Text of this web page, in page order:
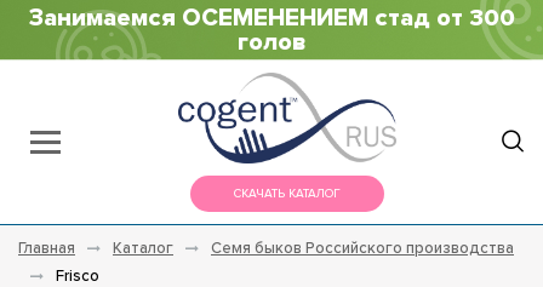
Занимаемся ОСЕМЕНЕНИЕМ стад от 300
голов
СКАЧАТЬ КАТАЛОГ
Главная Каталог
Семя быков Российского производства
Frisco